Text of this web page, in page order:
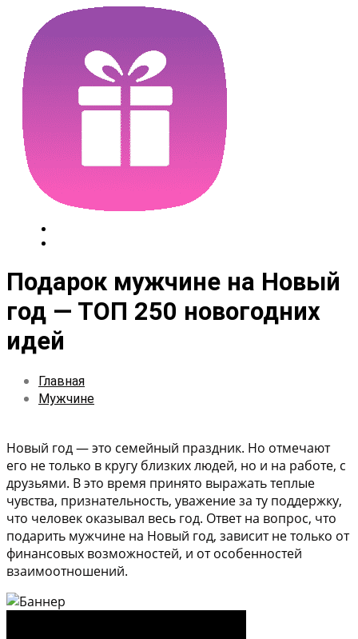
Подарок мужчине на Новый
год — ТОП 250 новогодних
идей
Главная
Мужчине
Новый год — это семейный праздник. Но отмечают
его не только в кругу близких людей, но и на работе, с
друзьями. В это время принято выражать теплые
чувства, признательность, уважение за ту поддержку,
что человек оказывал весь год. Ответ на вопрос, что
подарить мужчине на Новый год, зависит не только от
финансовых возможностей, и от особенностей
взаимоотношений.